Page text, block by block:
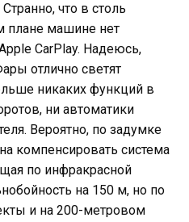
что в столь
плане машине нет
CarPlay. Надеюсь,
отлично светят
никаких функций в
ни автоматики
Вероятно, по задумке
компенсировать система
по инфракрасной
на 150 м, но по
и на 200-метровом